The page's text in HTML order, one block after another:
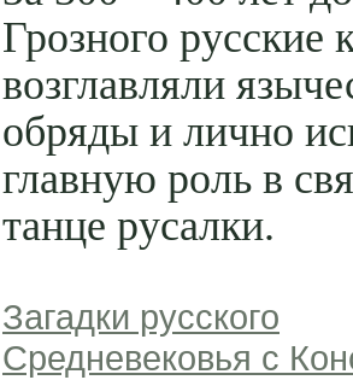
Грозного русские
возглавляли
обряды и лично
главную роль в
танце русалки.
Загадки русского
Средневековья с